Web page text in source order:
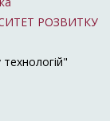
РОЗВИТКУ